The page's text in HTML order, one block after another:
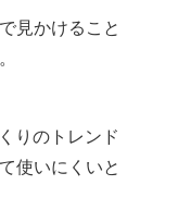
見かけること
りのトレンド
使いにくいと